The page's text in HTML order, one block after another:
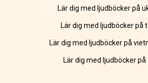
Lär dig med ljudböcker på
Lär dig med ljudböcker på
Lär dig med ljudböcker på
Lär dig med ljudböcker